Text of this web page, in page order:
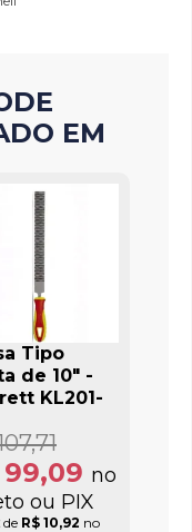
EM
Tipo
de 10" -
KL201-
99,09 no
ou PIX
de R$ 10,92 no